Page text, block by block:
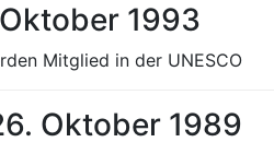
1993
Mitglied in der UNESCO
Oktober 1989